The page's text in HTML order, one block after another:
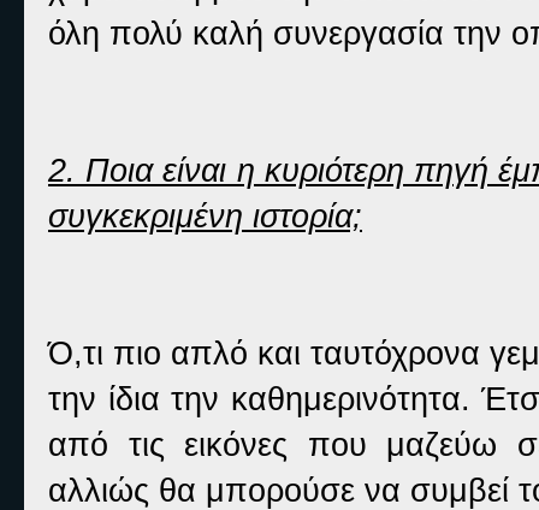
όλη πολύ καλή συνεργασία την
2. Ποια είναι η κυριότερη πηγή
συγκεκριμένη ιστορία;
Ό,τι πιο απλό και ταυτόχρονα
την ίδια την καθημερινότητα.
από τις εικόνες που μαζεύω
αλλιώς θα μπορούσε να συμβεί